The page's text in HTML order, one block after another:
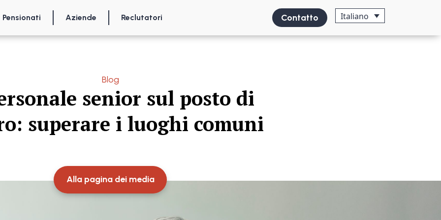
Pensionati Aziende Reclutatori Contatto Italiano
Blog
senior sul posto di
superare i luoghi comuni
Alla pagina dei media